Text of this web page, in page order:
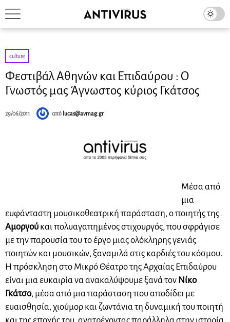
culture
Φεστιβάλ Αθηνών και Επιδαύρου : Ο
Γνωστός μας Άγνωστος κύριος Γκάτσος
29/06/2011 από lucas@avmag.gr
Μέσα από
μια
ευφάνταστη μουσικοθεατρική παράσταση, ο ποιητής της
Αμοργού και πολυαγαπημένος στιχουργός, που σφράγισε
με την παρουσία του το έργο μιας ολόκληρης γενιάς
ποιητών και μουσικών, ξαναμιλά στις καρδιές του κόσμου.
Η πρόσκληση στο Μικρό Θέατρο της Αρχαίας Επιδαύρου
είναι μια ευκαιρία να ανακαλύψουμε ξανά τον Νίκο
Γκάτσο, μέσα από μια παράσταση που αποδίδει με
ευαισθησία, χιούμορ και ζωντάνια τη δυναμική του ποιητή